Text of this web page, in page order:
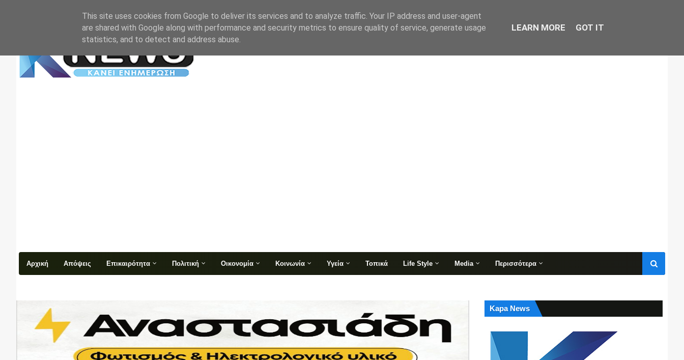
Αρχική Απόψεις Επικαιρότητα Πολιτική Οικονομία Κοινωνία Υγεία Τοπικά Life Style Media Περισσότερα
Kapa News
This site uses cookies from Google to deliver its services and to analyze traffic. Your IP address and user-agent
are shared with Google along with performance and security metrics to ensure quality of service, generate usage
statistics, and to detect and address abuse.
LEARN MORE GOT IT